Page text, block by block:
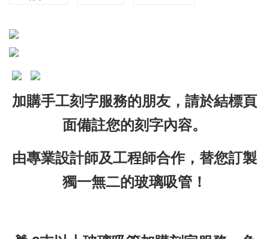
加購手工刻字服務的朋友，請於結標頁
面備註您的刻字內容。
由專業設計師及工程師合作，替您訂製
獨一無二的玻璃吸管！